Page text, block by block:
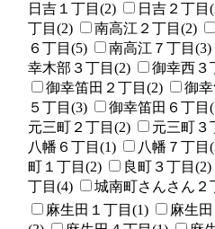
日吉１丁目(2)
日吉２丁目
丁目(2)
南高江２丁目(2)
６丁目(5)
南高江７丁目(3)
幸木部３丁目(2)
御幸西３
御幸笛田２丁目(2)
御
５丁目(3)
御幸笛田６丁目
元三町２丁目(2)
元三町３
八幡６丁目(1)
八幡７丁目
町１丁目(2)
良町３丁目(2)
丁目(4)
城南町さんさん２
麻生田１丁目(1) 麻生